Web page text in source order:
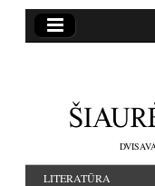
LITERATŪRA